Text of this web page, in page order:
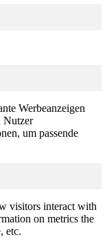
Werbeanzeigen
Nutzer
um passende
visitors interact with
on metrics the
etc.